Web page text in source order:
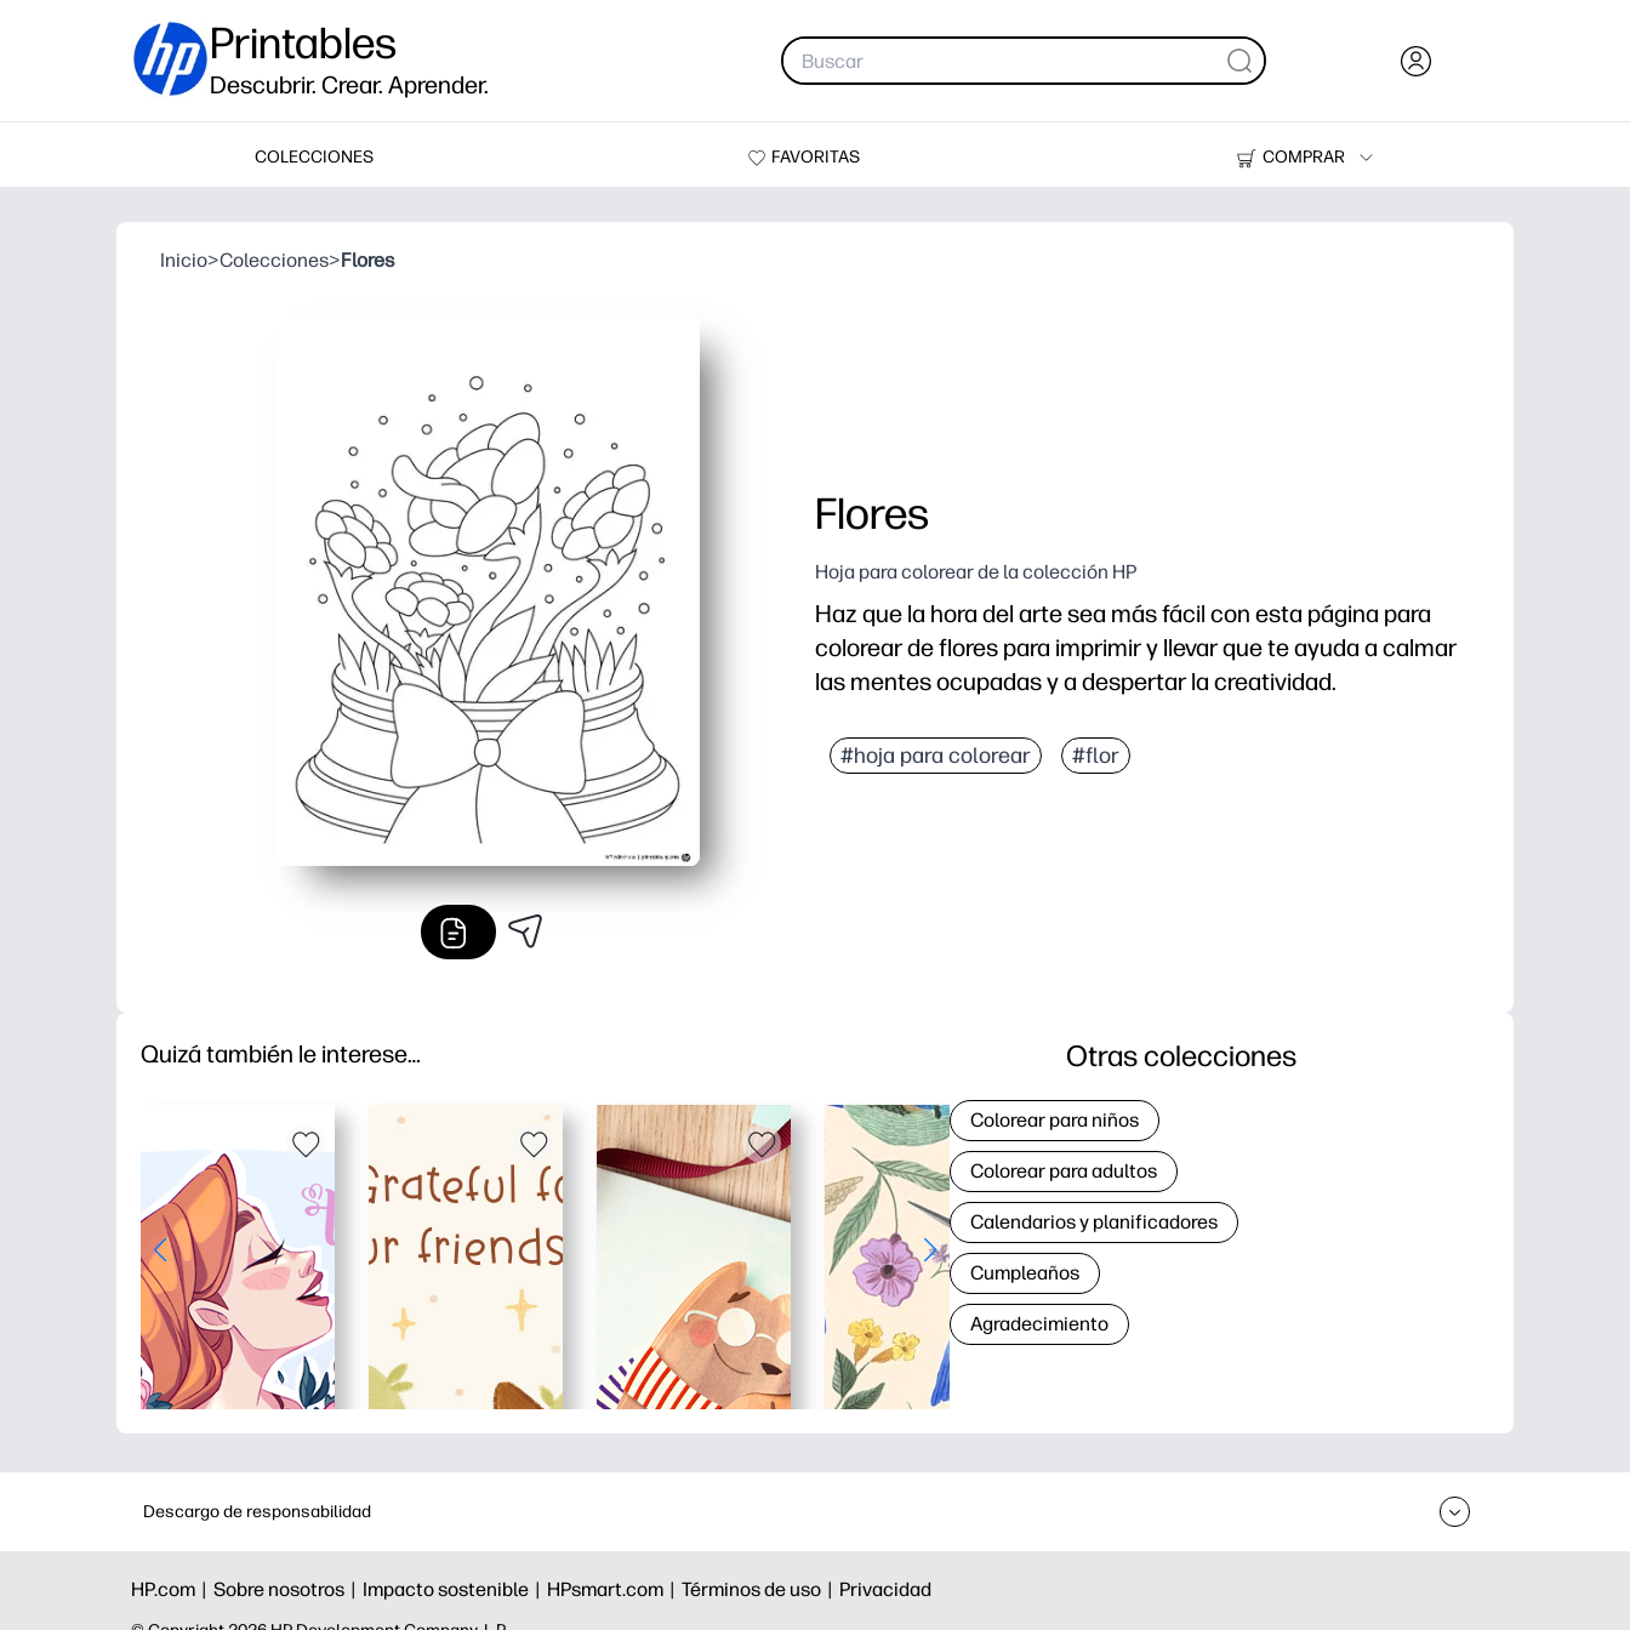
Printables
Descubrir. Crear. Aprender.
COLECCIONES FAVORITAS
COMPRAR
Impresoras
Inicio>Colecciones>Flores
Flores
Hoja para colorear de la colección HP
Haz que la hora del arte sea más fácil con esta página para
colorear de flores para imprimir y llevar que te ayuda a calmar
las mentes ocupadas y a despertar la creatividad.
No necesita preparación y no requiere tinta: simplemente imprima y
#hoja para colorear #flor
Quizá también le interese… Otras colecciones
Colorear para niños
Colorear para adultos
Calendarios y planificadores
Cumpleaños
Agradecimiento
Descargo de responsabilidad
HP.com | Sobre nosotros | Impacto sostenible | HPsmart.com | Términos de uso | Privacidad